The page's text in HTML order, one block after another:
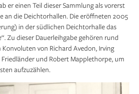
er einen Teil dieser Sammlung als vorerst
an die Deichtorhallen. Die eröffneten 2005
in der südlichen Deichtorhalle das
Zu dieser Dauerleihgabe gehören rund
von Richard Avedon, Irving
Friedländer und Robert Mapplethorpe, um
aufzuzählen.